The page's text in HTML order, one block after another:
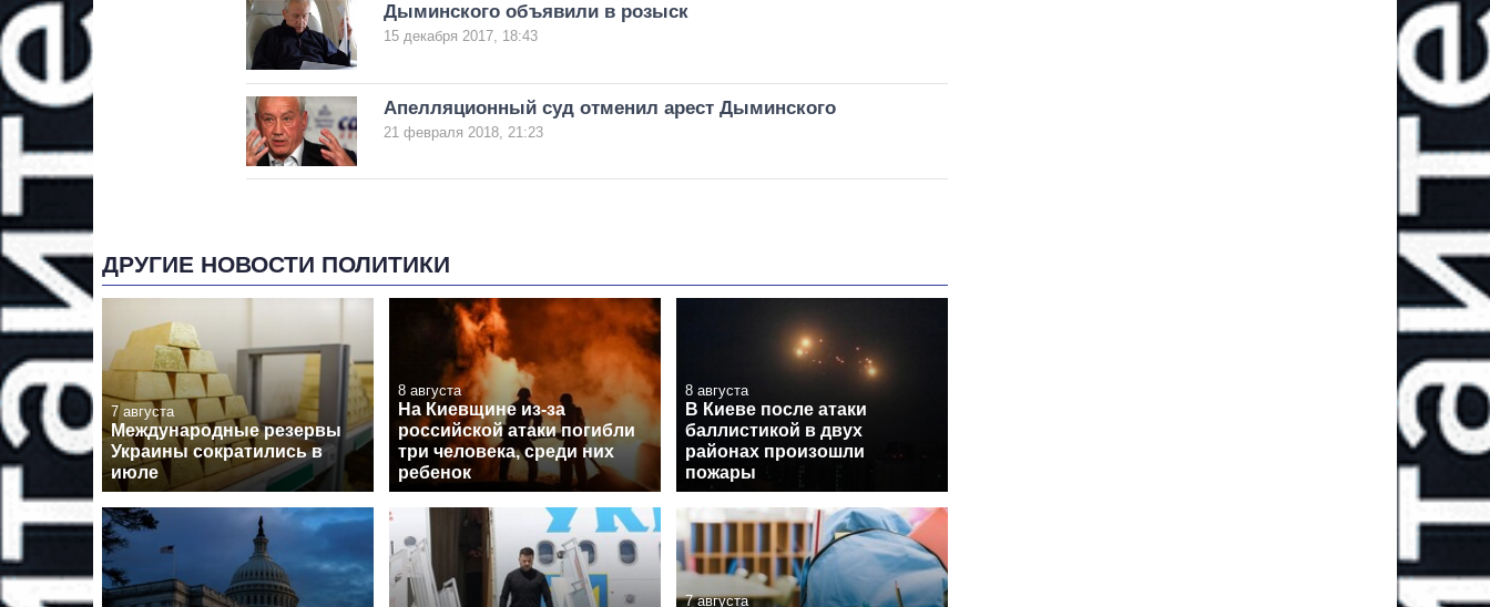
Дыминского объявили в розыск
15 декабря 2017, 18:43
Апелляционный суд отменил арест Дыминского
21 февраля 2018, 21:23
ДРУГИЕ НОВОСТИ ПОЛИТИКИ
7 августа
Международные резервы
Украины сократились в
июле
8 августа
На Киевщине из-за
российской атаки погибли
три человека, среди них
ребенок
8 августа
В Киеве после атаки
баллистикой в двух
районах произошли
пожары
7 августа